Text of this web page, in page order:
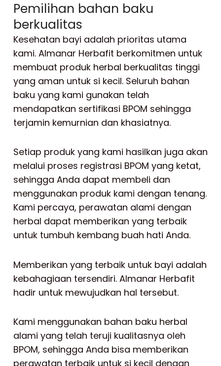
Pemilihan bahan baku
berkualitas
Kesehatan bayi adalah prioritas utama
kami. Almanar Herbafit berkomitmen untuk
membuat produk herbal berkualitas tinggi
yang aman untuk si kecil. Seluruh bahan
baku yang kami gunakan telah
mendapatkan sertifikasi BPOM sehingga
terjamin kemurnian dan khasiatnya.
Setiap produk yang kami hasilkan juga akan
melalui proses registrasi BPOM yang ketat,
sehingga Anda dapat membeli dan
menggunakan produk kami dengan tenang.
Kami percaya, perawatan alami dengan
herbal dapat memberikan yang terbaik
untuk tumbuh kembang buah hati Anda.
Memberikan yang terbaik untuk bayi adalah
kebahagiaan tersendiri. Almanar Herbafit
hadir untuk mewujudkan hal tersebut.
Kami menggunakan bahan baku herbal
alami yang telah teruji kualitasnya oleh
BPOM, sehingga Anda bisa memberikan
perawatan terbaik untuk si kecil dengan